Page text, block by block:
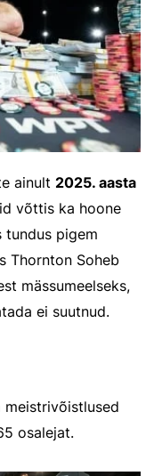
ainult 2025. aasta
võttis ka hoone
tundus pigem
Thornton Soheb
mässumeelseks,
ei suutnud.
meistrivõistlused
osalejat.